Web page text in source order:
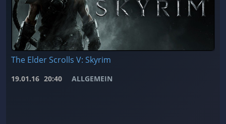
The Elder Scrolls V: Skyrim
19.01.16 20:40 ALLGEMEIN